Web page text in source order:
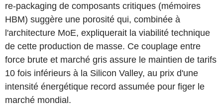
re-packaging de composants critiques (mémoires
HBM) suggère une porosité qui, combinée à
l'architecture MoE, expliquerait la viabilité technique
de cette production de masse. Ce couplage entre
force brute et marché gris assure le maintien de tarifs
10 fois inférieurs à la Silicon Valley, au prix d'une
intensité énergétique record assumée pour figer le
marché mondial.